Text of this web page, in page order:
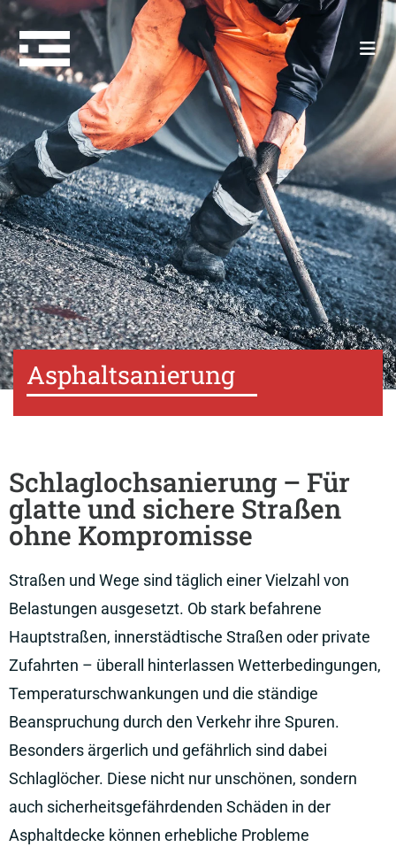
Asphaltsanierung
Schlaglochsanierung – Für
glatte und sichere Straßen
ohne Kompromisse
Straßen und Wege sind täglich einer Vielzahl von
Belastungen ausgesetzt. Ob stark befahrene
Hauptstraßen, innerstädtische Straßen oder private
Zufahrten – überall hinterlassen Wetterbedingungen,
Temperaturschwankungen und die ständige
Beanspruchung durch den Verkehr ihre Spuren.
Besonders ärgerlich und gefährlich sind dabei
Schlaglöcher. Diese nicht nur unschönen, sondern
auch sicherheitsgefährdenden Schäden in der
Asphaltdecke können erhebliche Probleme